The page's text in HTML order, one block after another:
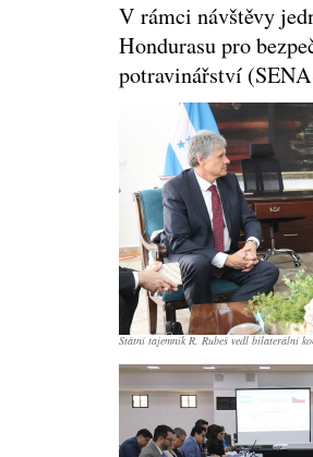
V rámci návštěvy
Hondurasu pro
potravinářství
Státní tajemník R. Rubeš vedl bilaterální